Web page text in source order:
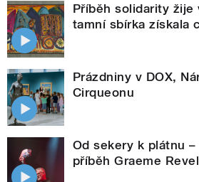
Příběh solidarity žije
tamní sbírka získala
Prázdniny v DOX,
Cirqueonu
Od sekery k plátnu
příběh Graeme